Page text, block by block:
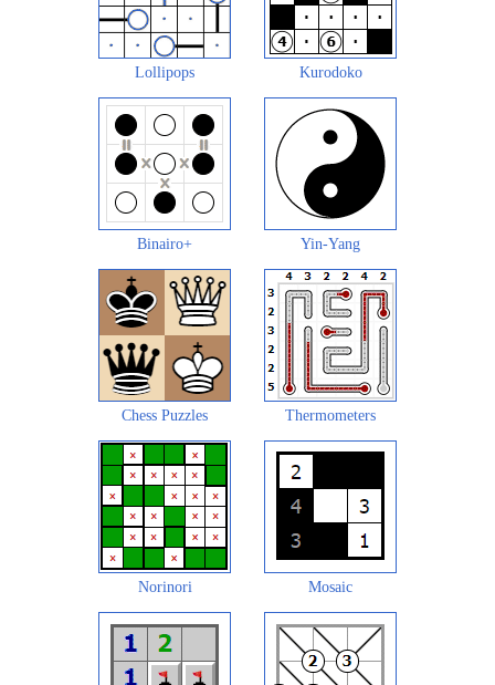
Lollipops Kurodoko
Binairo+ Yin-Yang
Chess Puzzles Thermometers
Norinori Mosaic